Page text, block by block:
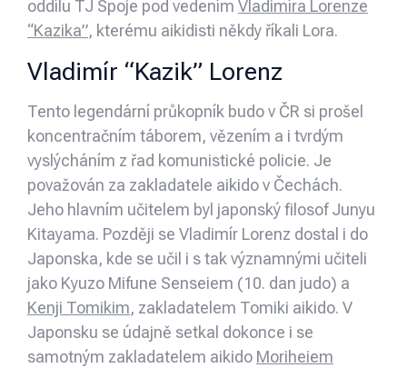
oddílu TJ Spoje pod vedením Vladimíra Lorenze
“Kazika”, kterému aikidisti někdy říkali Lora.
Vladimír “Kazik” Lorenz
Tento legendární průkopník budo v ČR si prošel
koncentračním táborem, vězením a i tvrdým
vyslýcháním z řad komunistické policie. Je
považován za zakladatele aikido v Čechách.
Jeho hlavním učitelem byl japonský filosof Junyu
Kitayama. Později se Vladimír Lorenz dostal i do
Japonska, kde se učil i s tak významnými učiteli
jako Kyuzo Mifune Senseiem (10. dan judo) a
Kenji Tomikim, zakladatelem Tomiki aikido. V
Japonsku se údajně setkal dokonce i se
samotným zakladatelem aikido Moriheiem